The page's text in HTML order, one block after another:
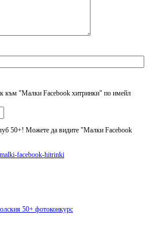
към "Малки Facebook хитринки" по имейл
50+! Можете да видите "Малки Facebook
facebook-hitrinki
50+ фотоконкурс